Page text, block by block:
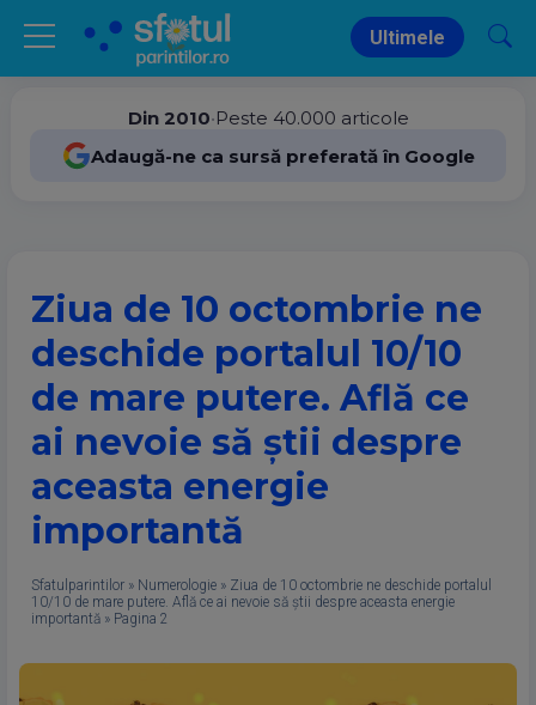
Ultimele
Din 2010•Peste 40.000 articole
Adaugă-ne ca sursă preferată în Google
Ziua de 10 octombrie ne
deschide portalul 10/10
de mare putere. Află ce
ai nevoie să știi despre
aceasta energie
importantă
Sfatulparintilor » Numerologie » Ziua de 10 octombrie ne deschide portalul
10/10 de mare putere. Află ce ai nevoie să știi despre aceasta energie
importantă » Pagina 2